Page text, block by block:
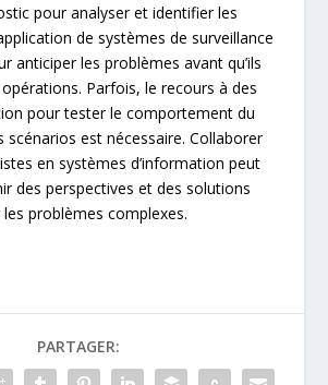
pour analyser et identifier les
de systèmes de surveillance
anticiper les problèmes avant qu’ils
opérations. Parfois, le recours à des
pour tester le comportement du
scénarios est nécessaire. Collaborer
en systèmes d’information peut
des perspectives et des solutions
problèmes complexes.
PARTAGER: